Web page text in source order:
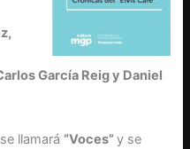
García Reig y Daniel
llamará “Voces”y se